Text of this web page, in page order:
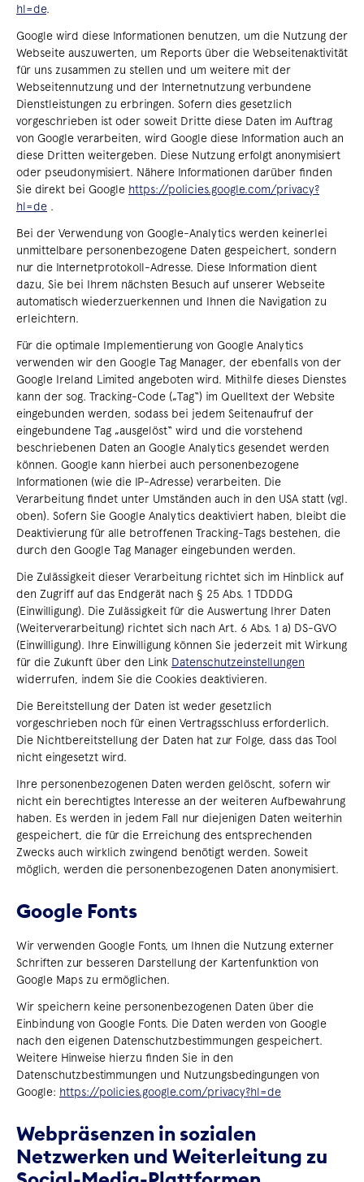
hl=de.
Google wird diese Informationen benutzen, um die Nutzung der
Webseite auszuwerten, um Reports über die Webseitenaktivität
für uns zusammen zu stellen und um weitere mit der
Webseitennutzung und der Internetnutzung verbundene
Dienstleistungen zu erbringen. Sofern dies gesetzlich
vorgeschrieben ist oder soweit Dritte diese Daten im Auftrag
von Google verarbeiten, wird Google diese Information auch an
diese Dritten weitergeben. Diese Nutzung erfolgt anonymisiert
oder pseudonymisiert. Nähere Informationen darüber finden
Sie direkt bei Google https://policies.google.com/privacy?
hl=de .
Bei der Verwendung von Google-Analytics werden keinerlei
unmittelbare personenbezogene Daten gespeichert, sondern
nur die Internetprotokoll-Adresse. Diese Information dient
dazu, Sie bei Ihrem nächsten Besuch auf unserer Webseite
automatisch wiederzuerkennen und Ihnen die Navigation zu
erleichtern.
Für die optimale Implementierung von Google Analytics
verwenden wir den Google Tag Manager, der ebenfalls von der
Google Ireland Limited angeboten wird. Mithilfe dieses Dienstes
kann der sog. Tracking-Code („Tag“) im Quelltext der Website
eingebunden werden, sodass bei jedem Seitenaufruf der
eingebundene Tag „ausgelöst“ wird und die vorstehend
beschriebenen Daten an Google Analytics gesendet werden
können. Google kann hierbei auch personenbezogene
Informationen (wie die IP-Adresse) verarbeiten. Die
Verarbeitung findet unter Umständen auch in den USA statt (vgl.
oben). Sofern Sie Google Analytics deaktiviert haben, bleibt die
Deaktivierung für alle betroffenen Tracking-Tags bestehen, die
durch den Google Tag Manager eingebunden werden.
Die Zulässigkeit dieser Verarbeitung richtet sich im Hinblick auf
den Zugriff auf das Endgerät nach § 25 Abs. 1 TDDDG
(Einwilligung). Die Zulässigkeit für die Auswertung Ihrer Daten
(Weiterverarbeitung) richtet sich nach Art. 6 Abs. 1 a) DS-GVO
(Einwilligung). Ihre Einwilligung können Sie jederzeit mit Wirkung
für die Zukunft über den Link Datenschutzeinstellungen
widerrufen, indem Sie die Cookies deaktivieren.
Die Bereitstellung der Daten ist weder gesetzlich
vorgeschrieben noch für einen Vertragsschluss erforderlich.
Die Nichtbereitstellung der Daten hat zur Folge, dass das Tool
nicht eingesetzt wird.
Ihre personenbezogenen Daten werden gelöscht, sofern wir
nicht ein berechtigtes Interesse an der weiteren Aufbewahrung
haben. Es werden in jedem Fall nur diejenigen Daten weiterhin
gespeichert, die für die Erreichung des entsprechenden
Zwecks auch wirklich zwingend benötigt werden. Soweit
möglich, werden die personenbezogenen Daten anonymisiert.
Google Fonts
Wir verwenden Google Fonts, um Ihnen die Nutzung externer
Schriften zur besseren Darstellung der Kartenfunktion von
Google Maps zu ermöglichen.
Wir speichern keine personenbezogenen Daten über die
Einbindung von Google Fonts. Die Daten werden von Google
nach den eigenen Datenschutzbestimmungen gespeichert.
Weitere Hinweise hierzu finden Sie in den
Datenschutzbestimmungen und Nutzungsbedingungen von
Google: https://policies.google.com/privacy?hl=de
Webpräsenzen in sozialen
Netzwerken und Weiterleitung zu